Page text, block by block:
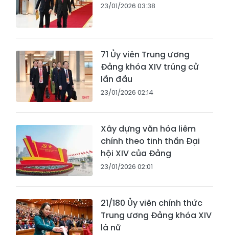
23/01/2026 03:38
71 Ủy viên Trung ương
Đảng khóa XIV trúng cử
lần đầu
23/01/2026 02:14
Xây dựng văn hóa liêm
chính theo tinh thần Đại
hội XIV của Đảng
23/01/2026 02:01
21/180 Ủy viên chính thức
Trung ương Đảng khóa XIV
là nữ